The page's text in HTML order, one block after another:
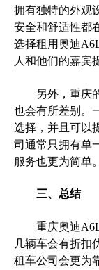
拥有独特的外观
安全和舒适性都
选择租用奥迪
人和他们的嘉宾
另外，重庆的
也会有所差别。
选择，并且可以
司通常只拥有单
服务也更为简单。
三、总结
重庆奥迪A6L
几辆车会有折扣
租车公司会更为